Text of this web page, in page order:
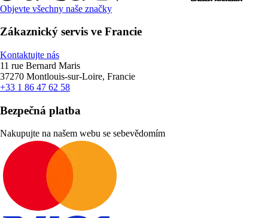
Objevte všechny naše značky
Zákaznický servis ve Francie
Kontaktujte nás
11 rue Bernard Maris
37270 Montlouis-sur-Loire, Francie
+33 1 86 47 62 58
Bezpečná platba
Nakupujte na našem webu se sebevědomím